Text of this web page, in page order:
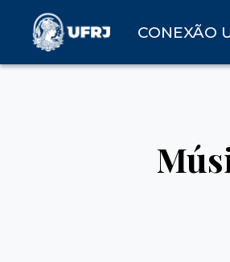
CONEXÃO